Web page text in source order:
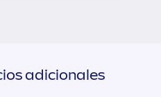
adicionales